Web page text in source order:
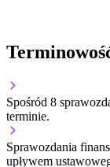
Spośród 8
terminie.
Sprawozdania
upływem